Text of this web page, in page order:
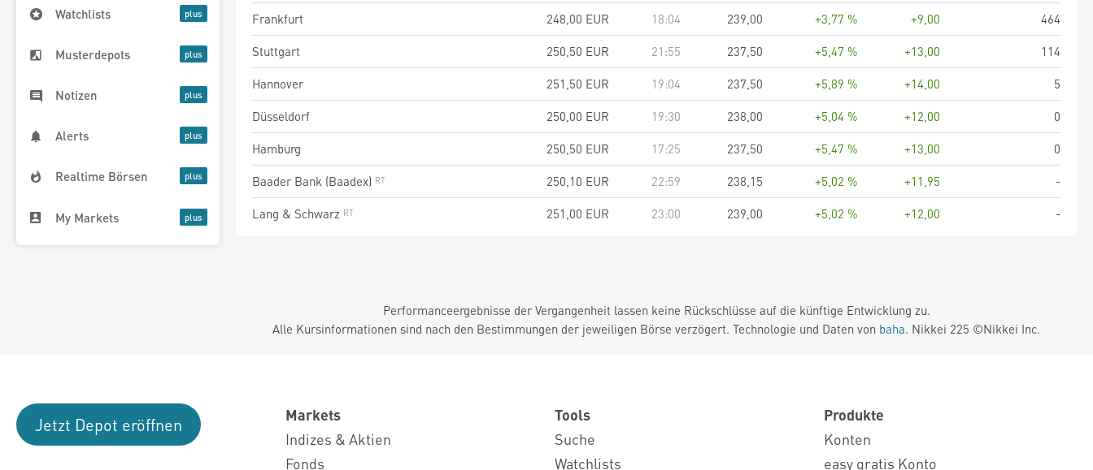
Watchlists
Musterdepots
Notizen
Alerts
Realtime Börsen
My Markets
Frankfurt
248,00 EUR 18:04 239,00 +3,77 % +9,00
464
Stuttgart
250,50 EUR 21:55 237,50 +5,47 % +13,00
114
Hannover
251,50 EUR 19:04 237,50 +5,89 % +14,00
5
Düsseldorf
250,00 EUR 19:30 238,00 +5,04 % +12,00
0
Hamburg
250,50 EUR 17:25 237,50 +5,47 % +13,00
0
Baader Bank (Baadex)
250,10 EUR 22:59 238,15 +5,02 % +11,95
-
Lang & Schwarz
251,00 EUR 23:00 239,00 +5,02 % +12,00 -
Performanceergebnisse der Vergangenheit lassen keine Rückschlüsse auf die künftige Entwicklung zu.
Alle Kursinformationen sind nach den Bestimmungen der jeweiligen Börse verzögert. Technologie und Daten von baha. Nikkei 225 ©Nikkei Inc.
Jetzt Depot eröffnen
Markets
Indizes & Aktien
Fonds
Tools
Suche
Watchlists
Produkte
Konten
easy gratis Konto